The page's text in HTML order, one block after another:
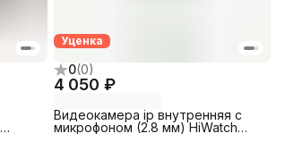
Уценка
0(0)
4 050 ₽
Видеокамера ip внутренняя с
микрофоном (2.8 мм) HiWatch